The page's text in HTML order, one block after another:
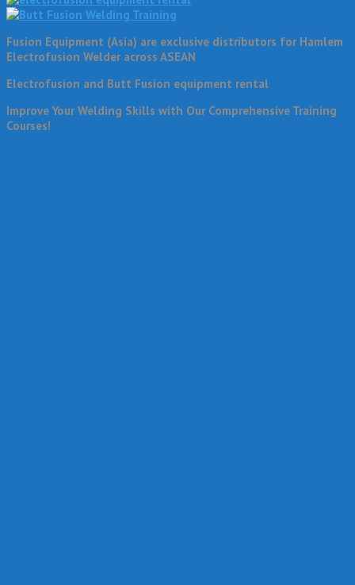
Fusion Equipment (Asia) are exclusive distributors for Hamlem
Electrofusion Welder across ASEAN
Electrofusion and Butt Fusion equipment rental
Improve Your Welding Skills with Our Comprehensive Training
Courses!